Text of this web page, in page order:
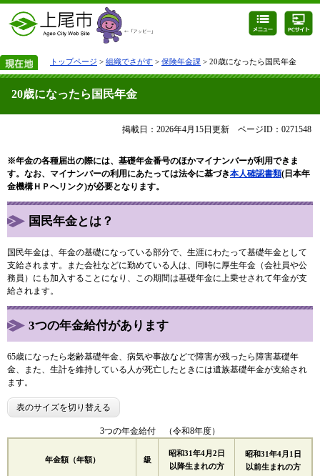
トップページ > 組織でさがす > 保険年金課 > 20歳になったら国民年金
20歳になったら国民年金
掲載日：2026年4月15日更新 ページID：0271548
※年金の各種届出の際には、基礎年金番号のほかマイナンバーが利用できま
す。なお、マイナンバーの利用にあたっては法令に基づき本人確認書類(日本年
金機構ＨＰへリンク)が必要となります。
国民年金とは？
国民年金は、年金の基礎になっている部分で、生涯にわたって基礎年金として
支給されます。また会社などに勤めている人は、同時に厚生年金（会社員や公
務員）にも加入することになり、この期間は基礎年金に上乗せされて年金が支
給されます。
3つの年金給付があります
65歳になったら老齢基礎年金、病気や事故などで障害が残ったら障害基礎年
金、また、生計を維持している人が死亡したときには遺族基礎年金が支給され
ます。
表のサイズを切り替える
3つの年金給付 （令和8年度）
年金額（年額） 級
昭和31年4月2日
以降生まれの方
昭和31年4月1日
以前生まれの方